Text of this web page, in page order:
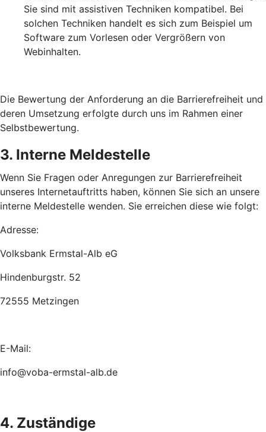
Sie sind mit assistiven Techniken kompatibel. Bei
solchen Techniken handelt es sich zum Beispiel um
Software zum Vorlesen oder Vergrößern von
Webinhalten.
Die Bewertung der Anforderung an die Barrierefreiheit und
deren Umsetzung erfolgte durch uns im Rahmen einer
Selbstbewertung.
3. Interne Meldestelle
Wenn Sie Fragen oder Anregungen zur Barrierefreiheit
unseres Internetauftritts haben, können Sie sich an unsere
interne Meldestelle wenden. Sie erreichen diese wie folgt:
Adresse:
Volksbank Ermstal-Alb eG
Hindenburgstr. 52
72555 Metzingen
E-Mail:
info@voba-ermstal-alb.de
4. Zuständige